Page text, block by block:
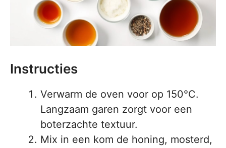
Instructies
Verwarm de oven voor op 150°C.
Langzaam garen zorgt voor een
boterzachte textuur.
Mix in een kom de honing, mosterd,